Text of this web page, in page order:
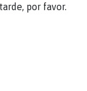
por favor.